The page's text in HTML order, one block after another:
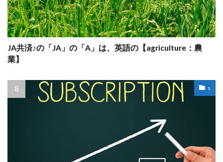
JA共済♪の「JA」の「A」は、英語の【agriculture：農
業】
s